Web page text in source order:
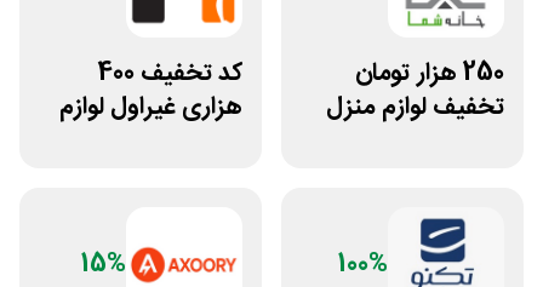
250 هزار تومان
تخفیف لوازم منزل
کد تخفیف 400
هزاری غیراول لوازم
100%
15%